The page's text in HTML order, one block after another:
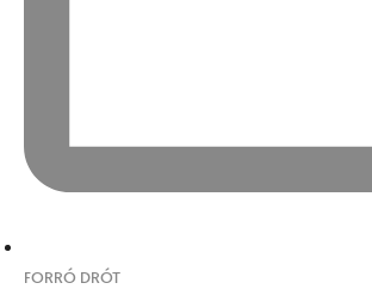
FORRÓ DRÓT